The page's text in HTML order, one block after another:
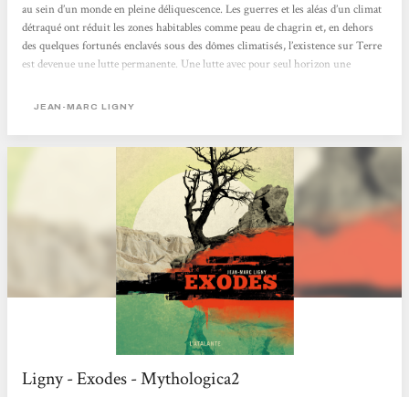
au sein d’un monde en pleine déliquescence. Les guerres et les aléas d’un climat
détraqué ont réduit les zones habitables comme peau de chagrin et, en dehors
des quelques fortunés enclavés sous des dômes climatisés, l’existence sur Terre
est devenue une lutte permanente. Une lutte avec pour seul horizon une
sursis avant une extinction que tous devinent inéluctable. Exodes nous offre le
JEAN-MARC LIGNY
Ligny - Exodes - Mythologica2